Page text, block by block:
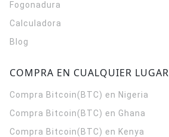
Fogonadura
Calculadora
Blog
COMPRA EN CUALQUIER LUGAR
Compra Bitcoin(BTC) en Nigeria
Compra Bitcoin(BTC) en Ghana
Compra Bitcoin(BTC) en Kenya